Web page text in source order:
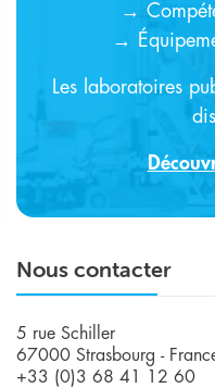
→
→
Les laboratoires
Nous contacter
5 rue Schiller
67000 Strasbourg -
+33 (0)3 68 41 12 60